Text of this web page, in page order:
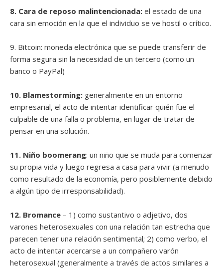
8. Cara de reposo malintencionada: el estado de una
cara sin emoción en la que el individuo se ve hostil o crítico.
9. Bitcoin: moneda electrónica que se puede transferir de
forma segura sin la necesidad de un tercero (como un
banco o PayPal)
10. Blamestorming: generalmente en un entorno
empresarial, el acto de intentar identificar quién fue el
culpable de una falla o problema, en lugar de tratar de
pensar en una solución.
11. Niño boomerang: un niño que se muda para comenzar
su propia vida y luego regresa a casa para vivir (a menudo
como resultado de la economía, pero posiblemente debido
a algún tipo de irresponsabilidad).
12. Bromance – 1) como sustantivo o adjetivo, dos
varones heterosexuales con una relación tan estrecha que
parecen tener una relación sentimental; 2) como verbo, el
acto de intentar acercarse a un compañero varón
heterosexual (generalmente a través de actos similares a